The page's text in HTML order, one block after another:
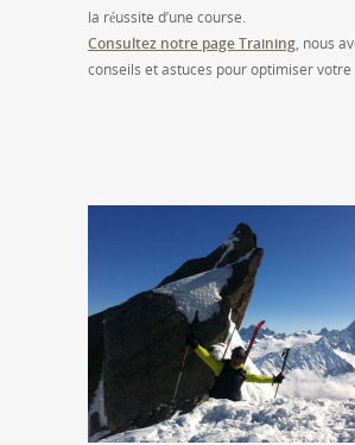
la réussite d’une course.
Consultez notre page Training, nous
conseils et astuces pour optimiser